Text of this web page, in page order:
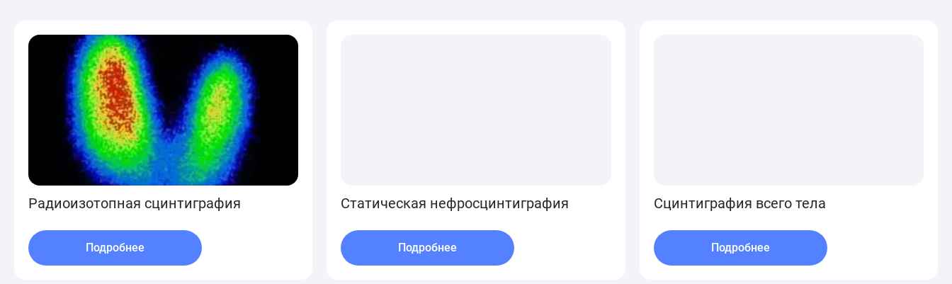
Радиоизотопная сцинтиграфия
Подробнее
Статическая нефросцинтиграфия
Подробнее
Сцинтиграфия всего тела
Подробнее